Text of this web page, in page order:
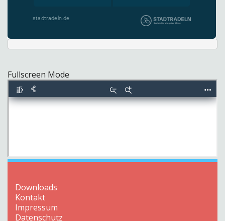
Fullscreen Mode
Downloads
Kontakt
Impressum
Datenschutz